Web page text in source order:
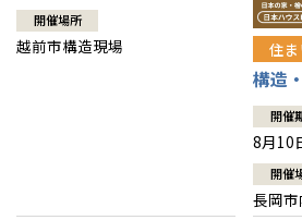
開催場所
越前市構造現場 住
構造
開催
8月10
開催
長岡